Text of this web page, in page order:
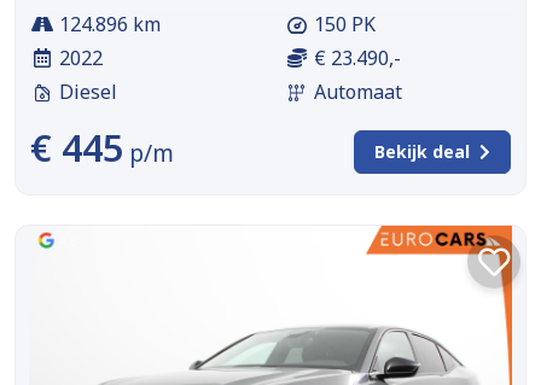
124.896 km
2022
Diesel
150 PK
€ 23.490,-
Automaat
€ 445 p/m Bekijk deal